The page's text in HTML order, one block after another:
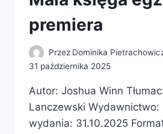
premiera
Przez Dominika
31 października 2025
Autor: Joshua Winn
Lanczewski Wydawnictwo:
wydania: 31.10.2025